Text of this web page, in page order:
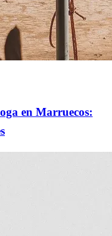
en Marruecos: